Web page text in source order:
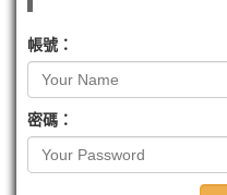
帳號：
密碼：